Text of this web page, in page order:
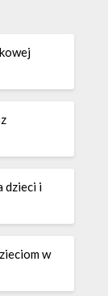
dzieci i
w